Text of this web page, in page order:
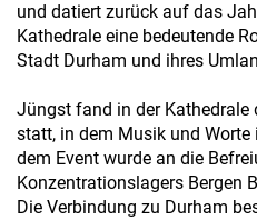
und datiert zurück auf das
Kathedrale eine bedeutende
Stadt Durham und ihres
Jüngst fand in der Kathedrale
statt, in dem Musik und
dem Event wurde an die
Konzentrationslagers Bergen
Die Verbindung zu Durham